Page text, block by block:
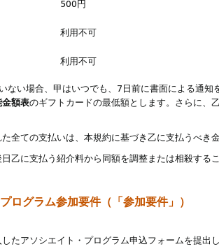
500円
利用不可
利用不可
い場合、甲はいつでも、7日前に書面による通
額表のギフトカードの最低額とします。さらに、
ての支払いは、本規約に基づき乙に支払うべき
に支払う紹介料から同額を調整または相殺するこ
ログラム参加要件（「参加要件」）
たアソシエイト・プログラム申込フォームを提出